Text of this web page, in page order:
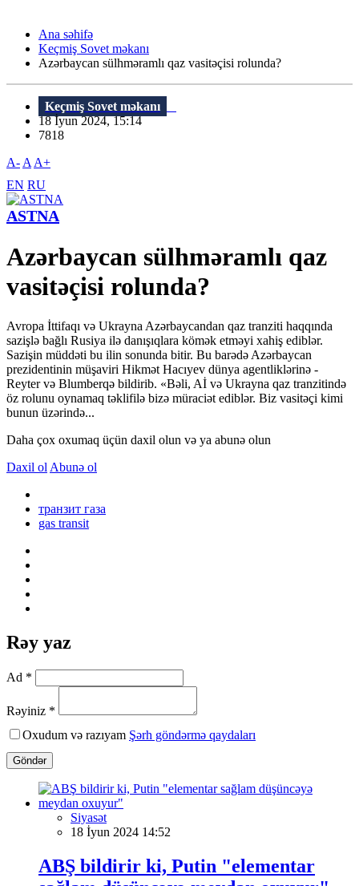
Ana səhifə
Keçmiş Sovet məkanı
Azərbaycan sülhməramlı qaz vasitəçisi rolunda?
Keçmiş Sovet məkanı
18 İyun 2024, 15:14
7818
A- A A+
EN RU
ASTNA
Azərbaycan sülhməramlı qaz
vasitəçisi rolunda?
Avropa İttifaqı və Ukrayna Azərbaycandan qaz tranziti haqqında
sazişlə bağlı Rusiya ilə danışıqlara kömək etməyi xahiş ediblər.
Sazişin müddəti bu ilin sonunda bitir. Bu barədə Azərbaycan
prezidentinin müşaviri Hikmət Hacıyev dünya agentliklərinə -
Reyter və Blumberqə bildirib. «Bəli, Aİ və Ukrayna qaz tranzitində
öz rolunu oynamaq təklifilə bizə müraciət ediblər. Biz vasitəçi kimi
bunun üzərində...
Daha çox oxumaq üçün daxil olun və ya abunə olun
Daxil ol Abunə ol
транзит газа
gas transit
Rəy yaz
Ad *
Rəyiniz *
Oxudum və razıyam Şərh göndərmə qaydaları
Göndər
Siyasət
18 İyun 2024 14:52
ABŞ bildirir ki, Putin "elementar